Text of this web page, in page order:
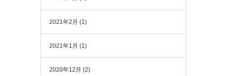
2021年2月 (1)
2021年1月 (1)
2020年12月 (2)